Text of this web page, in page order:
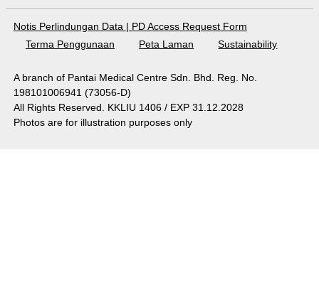
Notis Perlindungan Data | PD Access Request Form
Terma Penggunaan
Peta Laman Sustainability
A branch of Pantai Medical Centre Sdn. Bhd. Reg. No.
198101006941 (73056-D)
All Rights Reserved. KKLIU 1406 / EXP 31.12.2028
Photos are for illustration purposes only